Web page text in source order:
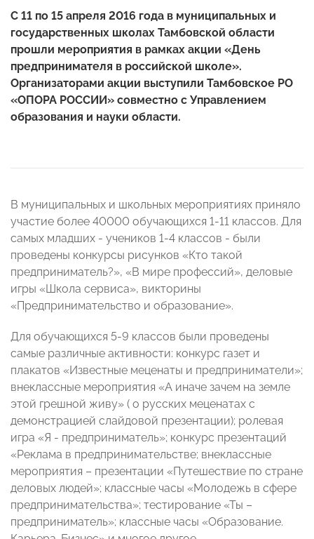
С 11 по 15 апреля 2016 года в муниципальных и
государственных школах Тамбовской области
прошли мероприятия в рамках акции «День
предпринимателя в российской школе».
Организаторами акции выступили Тамбовское РО
«ОПОРА РОССИИ» совместно с Управлением
образования и науки области.
В муниципальных и школьных мероприятиях приняло
участие более 40000 обучающихся 1-11 классов. Для
самых младших - учеников 1-4 классов - были
проведены конкурсы рисунков «Кто такой
предприниматель?», «В мире профессий», деловые
игры «Школа сервиса», викторины
«Предпринимательство и образование».
Для обучающихся 5-9 классов были проведены
самые различные активности: конкурс газет и
плакатов «Известные меценаты и предприниматели»;
внеклассные мероприятия «А иначе зачем на земле
этой грешной живу» ( о русских меценатах с
демонстрацией слайдовой презентации); ролевая
игра «Я - предприниматель»; конкурс презентаций
«Реклама в предпринимательстве; внеклассные
мероприятия – презентации «Путешествие по стране
деловых людей»; классные часы «Молодежь в сфере
предпринимательства»; тестирование «Ты –
предприниматель»; классные часы «Образование.